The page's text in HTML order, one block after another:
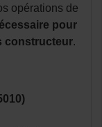
opérations de
pour
constructeur.